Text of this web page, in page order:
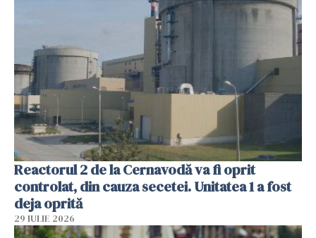
Reactorul 2 de la Cernavodă va fi oprit
controlat, din cauza secetei. Unitatea 1 a fost
deja oprită
29 IULIE 2026